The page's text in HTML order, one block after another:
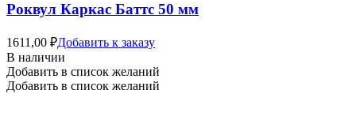
Роквул Каркас Баттс 50 мм
1611,00 ₽Добавить к заказу
В наличии
Добавить в список желаний
Добавить в список желаний